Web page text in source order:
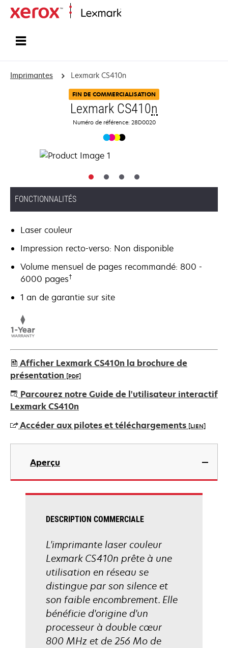
Imprimantes Lexmark CS410n
FIN DE COMMERCIALISATION
Lexmark CS410n
Numéro de référence: 28D0020
FONCTIONNALITÉS
Laser couleur
Impression recto-verso: Non disponible
Volume mensuel de pages recommandé: 800 -
6000 pages†
1 an de garantie sur site
Afficher Lexmark CS410n la brochure de
présentation [PDF]
s’ouvre
dans
nouvel
onglet
Parcourez notre Guide de l'utilisateur interactif
Lexmark CS410n
Accéder aux pilotes et téléchargements [LIEN]
s’ouvre
nouvel
onglet
Aperçu
DESCRIPTION COMMERCIALE
L'imprimante laser couleur
Lexmark CS410n prête à une
utilisation en réseau se
distingue par son silence et
son faible encombrement. Elle
bénéficie d'origine d'un
processeur à double cœur
800 MHz et de 256 Mo de